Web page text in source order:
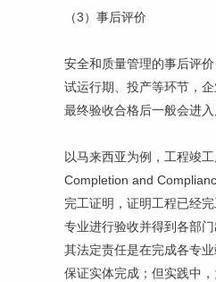
（3）事后评价
安全和质量管理的事后评
试运行期、投产等环节，
最终验收合格后一般会进
以马来西亚为例，工程竣
Completion and
完工证明，证明工程已经
专业进行验收并得到各部
其法定责任是在完成各专
保证实体完成；但实践中